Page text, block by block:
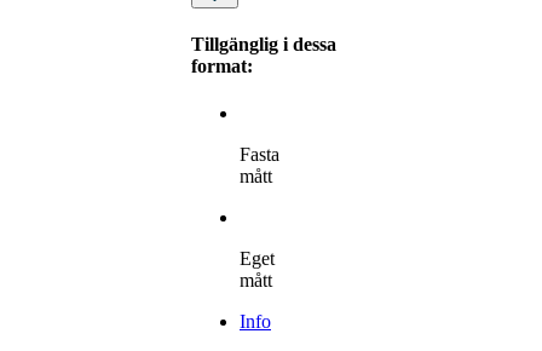
Tillgänglig i dessa
format:
Fasta
mått
Eget
mått
Info